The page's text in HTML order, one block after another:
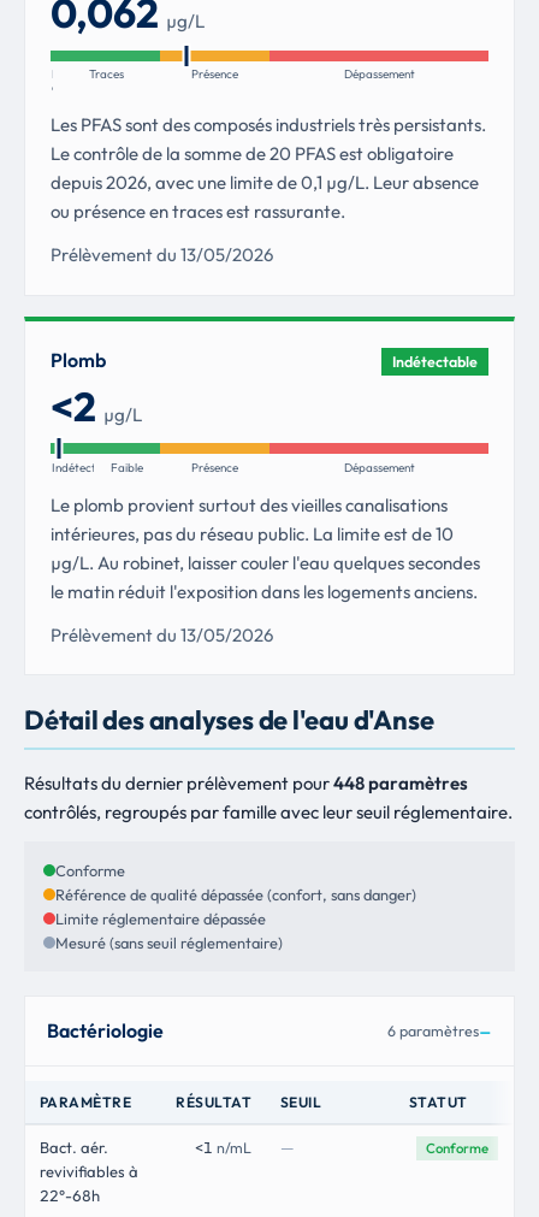
0,062 µg/L
Non
détectés
Traces Présence Dépassement
Les PFAS sont des composés industriels très persistants.
Le contrôle de la somme de 20 PFAS est obligatoire
depuis 2026, avec une limite de 0,1 µg/L. Leur absence
ou présence en traces est rassurante.
Prélèvement du 13/05/2026
Plomb Indétectable
<2 µg/L
IndétectableFaible Présence Dépassement
Le plomb provient surtout des vieilles canalisations
intérieures, pas du réseau public. La limite est de 10
µg/L. Au robinet, laisser couler l'eau quelques secondes
le matin réduit l'exposition dans les logements anciens.
Prélèvement du 13/05/2026
Détail des analyses de l'eau d'Anse
Résultats du dernier prélèvement pour448 paramètres
contrôlés, regroupés par famille avec leur seuil réglementaire.
Conforme
Référence de qualité dépassée (confort, sans danger)
Limite réglementaire dépassée
Mesuré (sans seuil réglementaire)
Bactériologie 6 paramètres
PARAMÈTRE RÉSULTAT SEUIL STATUT
Bact. aér.
revivifiables à
22°-68h
<1 n/mL — Conforme